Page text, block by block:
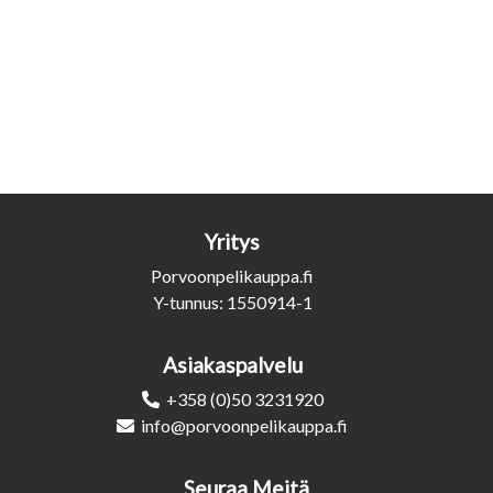
Yritys
Porvoonpelikauppa.fi
Y-tunnus: 1550914-1
Asiakaspalvelu
+358 (0)50 3231920
info@porvoonpelikauppa.fi